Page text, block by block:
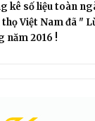
kê số liệu toàn
thọ Việt Nam đã "
năm 2016 !